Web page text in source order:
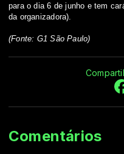
para o dia 6 de junho e tem
da organizadora).
(Fonte: G1 São Paulo)
Comentários